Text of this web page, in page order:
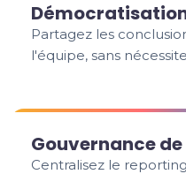
Partagez les
l'équipe, sans
Gouvernance
Centralisez le